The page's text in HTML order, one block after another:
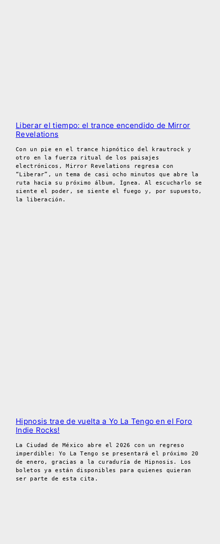
Liberar el tiempo: el trance encendido de Mirror
Revelations
Con un pie en el trance hipnótico del krautrock y
otro en la fuerza ritual de los paisajes
electrónicos, Mirror Revelations regresa con
“Liberar”, un tema de casi ocho minutos que abre la
ruta hacia su próximo álbum, Ígnea. Al escucharlo se
siente el poder, se siente el fuego y, por supuesto,
la liberación.
Hipnosis trae de vuelta a Yo La Tengo en el Foro
Indie Rocks!
La Ciudad de México abre el 2026 con un regreso
imperdible: Yo La Tengo se presentará el próximo 20
de enero, gracias a la curaduría de Hipnosis. Los
boletos ya están disponibles para quienes quieran
ser parte de esta cita.